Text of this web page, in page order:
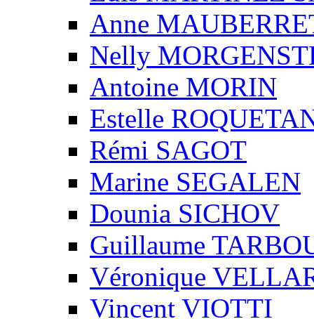
Anne
Nelly
Antoine MORIN
Estelle
Rémi SAGOT
Marine SEGALEN
Dounia SICHOV
Guillaume
Véronique
Vincent VIOTTI